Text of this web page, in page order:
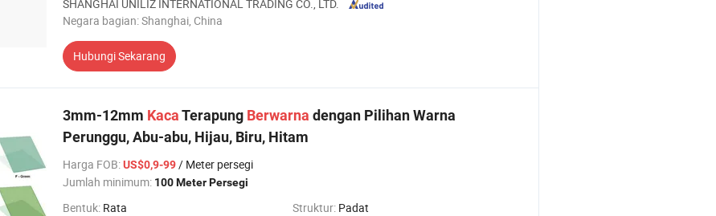
SHANGHAI UNILIZ INTERNATIONAL TRADING CO., LTD.
Negara bagian: Shanghai, China
Hubungi Sekarang
3mm-12mm KacaTerapung Berwarna dengan Pilihan Warna
Perunggu, Abu-abu, Hijau, Biru, Hitam
Harga FOB:US$0,9-99/ Meter persegi
Jumlah minimum: 100 Meter Persegi
Bentuk: Rata Struktur: Padat